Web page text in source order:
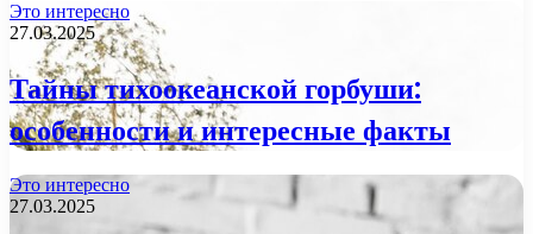
Это интересно
27.03.2025
Тайны тихоокеанской горбуши:
особенности и интересные факты
Это интересно
27.03.2025